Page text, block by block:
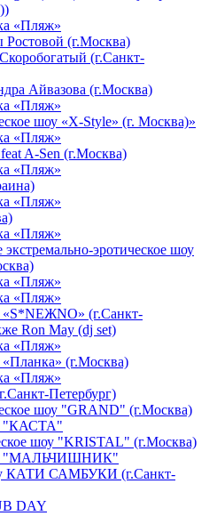
«Пляж»
(г.Москва)
(г.Санкт-
Айвазова (г.Москва)
«Пляж»
шоу «X-Style» (г. Москва)»
«Пляж»
A-Sen (г.Москва)
«Пляж»
«Пляж»
«Пляж»
эротическое шоу
«Пляж»
«Пляж»
(г.Санкт-
Ron May (dj set)
«Пляж»
(г.Москва)
«Пляж»
Петербург)
шоу "GRAND" (г.Москва)
"КАСТА"
шоу "KRISTAL" (г.Москва)
"МАЛЬЧИШНИК"
КАТИ САМБУКИ (г.Санкт-
DAY